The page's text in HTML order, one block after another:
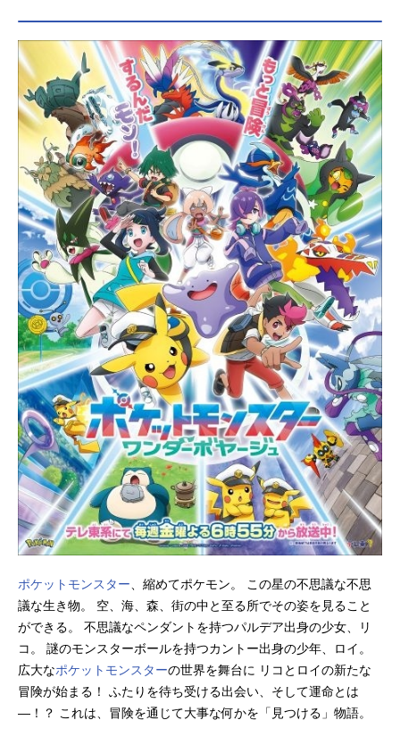
ポケットモンスター 、縮めてポケモン。 この星の不思議な不思
議な生き物。 空、海、森、街の中と至る所でその姿を見ること
ができる。 不思議なペンダントを持つパルデア出身の少女、リ
コ。 謎のモンスターボールを持つカントー出身の少年、ロイ。
広大なポケットモンスターの世界を舞台に リコとロイの新たな
冒険が始まる！ ふたりを待ち受ける出会い、そして運命とは
―！？ これは、冒険を通じて大事な何かを「見つける」物語。